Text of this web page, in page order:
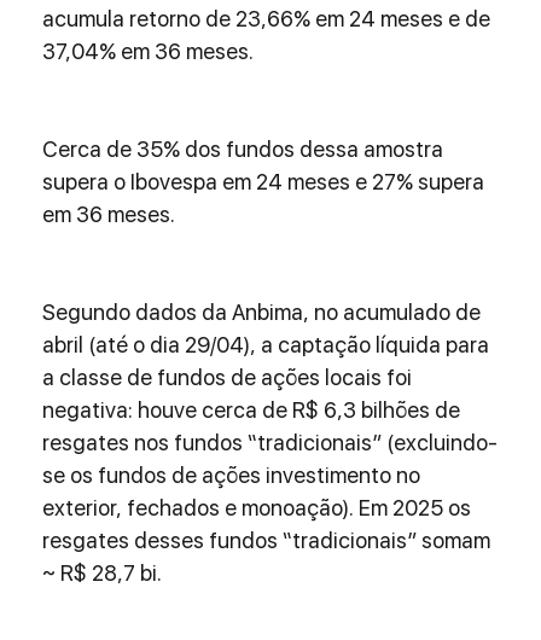
acumula retorno de 23,66% em 24 meses e de
37,04% em 36 meses.
Cerca de 35% dos fundos dessa amostra
supera o Ibovespa em 24 meses e 27% supera
em 36 meses.
Segundo dados da Anbima, no acumulado de
abril (até o dia 29/04), a captação líquida para
a classe de fundos de ações locais foi
negativa: houve cerca de R$ 6,3 bilhões de
resgates nos fundos “tradicionais” (excluindo-
se os fundos de ações investimento no
exterior, fechados e monoação). Em 2025 os
resgates desses fundos “tradicionais” somam
~ R$ 28,7 bi.